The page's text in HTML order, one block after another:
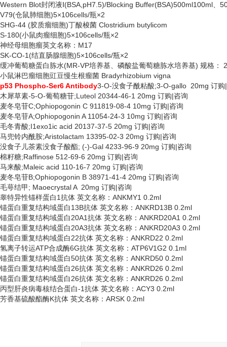
Western Blot封闭液Ⅰ(BSA,pH7.5)/Blocking Buffer(BSA)500ml100ml、
V79(仓鼠肺细胞)5×106cells/瓶×2
SHG-44 (胶质瘤细胞)丁酸梭菌 Clostridium butylicom
S-180(小鼠肉瘤细胞)5×106cells/瓶×2
神经母细胞瘤英文名称： M17
SK-CO-1(结直肠腺细胞)5×106cells/瓶×2
缓冲葡萄糖蛋白胨水(MR-VP培养基、磷酸盐葡萄糖胨水培养基) 规格：
小鼠淋巴瘤细胞豇豆慢生根瘤菌 Bradyrhizobium vigna
p53 Phospho-Ser6 Antibody3-O-没食子酰粘酸;3-O-gallo 20mg 订购
木犀草素-5-O-葡萄糖苷;Luteol 20344-46-1 20mg 订购|咨询
麦冬皂苷C;Ophiopogonin C 911819-08-4 10mg 订购|咨询
麦冬皂苷A;Ophiopogonin A 11054-24-3 10mg 订购|咨询
毛冬青酸;I1exo1ic acid 20137-37-5 20mg 订购|咨询
马兜铃内酰胺;Aristolactam 13395-02-3 20mg 订购|咨询
没食子儿茶素没食子酸酯; (-)-Gal 4233-96-9 20mg 订购|咨询
棉籽糖;Raffinose 512-69-6 20mg 订购|咨询
马来酸;Maleic acid 110-16-7 20mg 订购|咨询
麦冬皂苷B;Ophiopogonin B 38971-41-4 20mg 订购|咨询
毛萼结甲; Maoecrystal A 20mg 订购|咨询
睾特异性锚样蛋白1抗体 英文名称：ANKMY1 0.2ml
锚蛋白重复结构域蛋白13B抗体 英文名称：ANKRD13B 0.2ml
锚蛋白重复结构域蛋白20A1抗体 英文名称：ANKRD20A1 0.2ml
锚蛋白重复结构域蛋白20A3抗体 英文名称：ANKRD20A3 0.2ml
锚蛋白重复结构域蛋白22抗体 英文名称：ANKRD22 0.2ml
氢离子转运ATP合成酶6G抗体 英文名称：ATP6V1G2 0.1ml
锚蛋白重复结构域蛋白50抗体 英文名称：ANKRD50 0.2ml
锚蛋白重复结构域蛋白26抗体 英文名称：ANKRD26 0.2ml
锚蛋白重复结构域蛋白26抗体 英文名称：ANKRD26 0.2ml
丙型肝炎病毒核结合蛋白-1抗体 英文名称：ACY3 0.2ml
芳香基硫酸酯酶K抗体 英文名称：ARSK 0.2ml